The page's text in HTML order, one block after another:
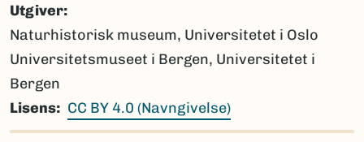
Utgiver
Naturhistorisk museum, Universitetet i Oslo
Universitetsmuseet i Bergen, Universitetet i
Bergen
Lisens
CC BY 4.0 (Navngivelse)